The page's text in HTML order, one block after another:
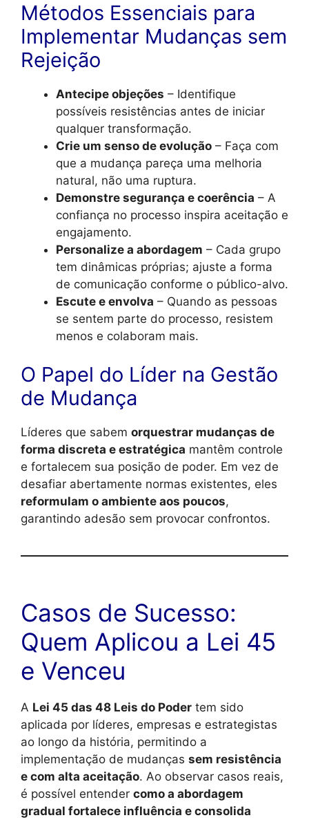
Métodos Essenciais para
Implementar Mudanças sem
Rejeição
Antecipe objeções – Identifique
possíveis resistências antes de iniciar
qualquer transformação.
Crie um senso de evolução – Faça com
que a mudança pareça uma melhoria
natural, não uma ruptura.
Demonstre segurança e coerência – A
confiança no processo inspira aceitação e
engajamento.
Personalize a abordagem – Cada grupo
tem dinâmicas próprias; ajuste a forma
de comunicação conforme o público-alvo.
Escute e envolva – Quando as pessoas
se sentem parte do processo, resistem
menos e colaboram mais.
O Papel do Líder na Gestão
de Mudança
Líderes que sabem orquestrar mudanças de
forma discreta e estratégica mantêm controle
e fortalecem sua posição de poder. Em vez de
desafiar abertamente normas existentes, eles
reformulam o ambiente aos poucos,
garantindo adesão sem provocar confrontos.
Casos de Sucesso:
Quem Aplicou a Lei 45
e Venceu
A Lei 45 das 48 Leis do Poder tem sido
aplicada por líderes, empresas e estrategistas
ao longo da história, permitindo a
implementação de mudanças sem resistência
e com alta aceitação. Ao observar casos reais,
é possível entender como a abordagem
gradual fortalece influência e consolida